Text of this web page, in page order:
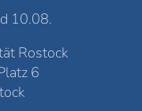
10.08.
Rostock
6